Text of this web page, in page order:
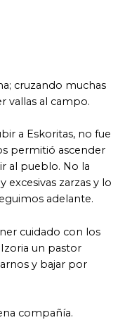
cruzando muchas
vallas al campo.
a Eskoritas, no fue
permitió ascender
al pueblo. No la
zarzas y lo
adelante.
cuidado con los
un pastor
y bajar por
compañía.